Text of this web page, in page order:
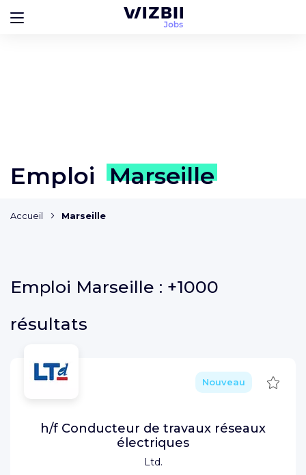
Emploi Marseille
Accueil Marseille
Emploi Marseille : +1000
résultats
Ltd.
Nouveau
h/f Conducteur de travaux réseaux
électriques